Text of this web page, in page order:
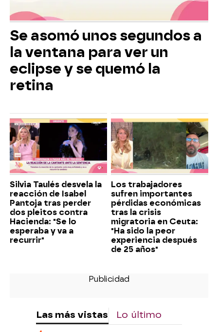
Se asomó unos segundos a
la ventana para ver un
eclipse y se quemó la
retina
Silvia Taulés desvela la
reacción de Isabel
Pantoja tras perder
dos pleitos contra
Hacienda: "Se lo
esperaba y va a
recurrir"
Los trabajadores
sufren importantes
pérdidas económicas
tras la crisis
migratoria en Ceuta:
"Ha sido la peor
experiencia después
de 25 años"
Las más vistas Lo último